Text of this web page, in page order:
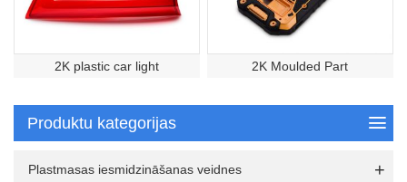
2K plastic car light 2K Moulded Part
Produktu kategorijas
Plastmasas iesmidzināšanas veidnes